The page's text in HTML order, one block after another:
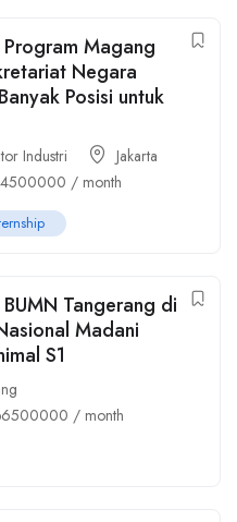
Magang
Negara
Posisi untuk
Industri
Jakarta
4500000 / month
Tangerang di
Madani
S1
6500000 / month